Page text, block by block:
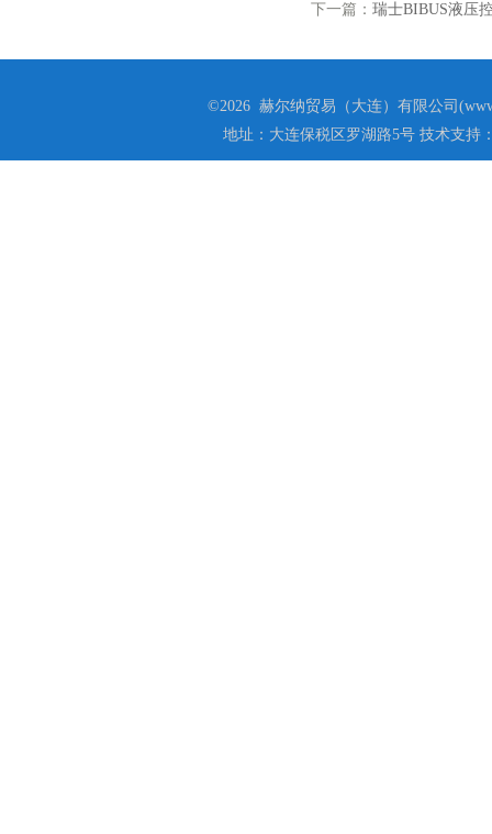
下一篇： 瑞士BIBUS液压
©2026 赫尔纳贸易（大连）有限公司
地址：大连保税区罗湖路5号 技术支持